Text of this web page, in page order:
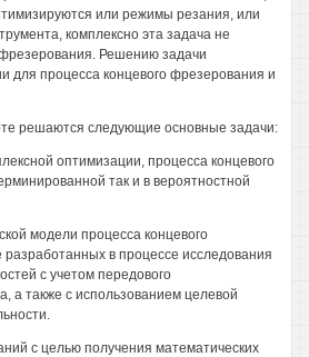
или режимы резания, или
комплексно эта задача не
Решению задачи
для процесса концевого фрезерования и
решаются следующие основные задачи:
оптимизации, процесса концевого
так и в вероятностной
модели процесса концевого
в процессе исследования
с учетом передового
а также с использованием целевой
с целью получения математических